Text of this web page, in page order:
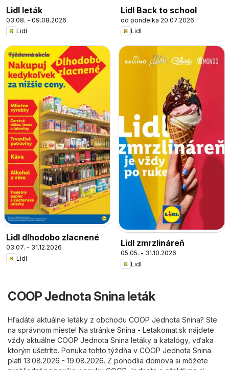
Lidl leták
03.08. - 09.08.2026
Lidl
Lidl Back to school
od pondelka 20.07.2026
Lidl
Lidl dlhodobo zlacnené
03.07. - 31.12.2026
Lidl
Lidl zmrzlináreň
05.05. - 31.10.2026
Lidl
COOP Jednota Snina leták
Hľadáte aktuálne letáky z obchodu COOP Jednota Snina? Ste
na správnom mieste! Na stránke Snina - Letakomat.sk nájdete
vždy aktuálne COOP Jednota Snina letáky a katalógy, vďaka
ktorým ušetríte. Ponuka tohto týždňa v COOP Jednota Snina
platí 13.08.2026 - 19.08.2026. Z pohodlia domova si môžete